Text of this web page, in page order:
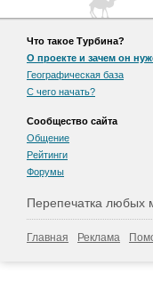
Что такое Турбина?
О проекте и зачем он
Географическая база
С чего начать?
Сообщество сайта
Общение
Рейтинги
Форумы
Перепечатка любых
Главная Реклама